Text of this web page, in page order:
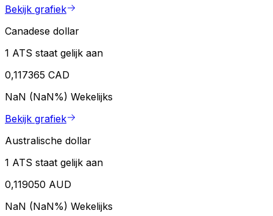
Bekijk grafiek
Canadese dollar
1 ATS staat gelijk aan
0,117365 CAD
NaN (NaN%) Wekelijks
Bekijk grafiek
Australische dollar
1 ATS staat gelijk aan
0,119050 AUD
NaN (NaN%) Wekelijks